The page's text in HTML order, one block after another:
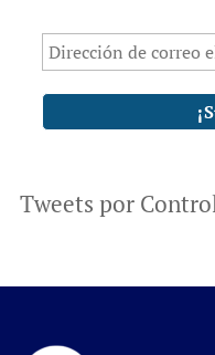
Tweets por